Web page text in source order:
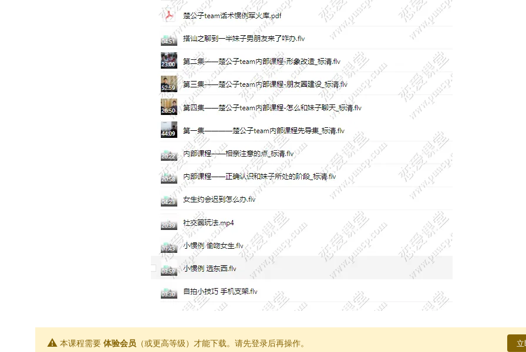
⚠ 本课程需要 体验会员 （或更高等级）才能下载。请先登录后再操作。